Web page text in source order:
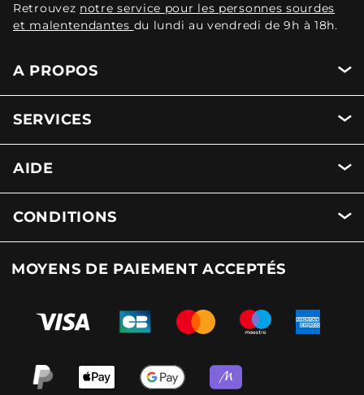
Retrouvez notre service pour les personnes sourdes
et malentendantes du lundi au vendredi de 9h à 18h.
A PROPOS
SERVICES
AIDE
CONDITIONS
MOYENS DE PAIEMENT ACCEPTÉS